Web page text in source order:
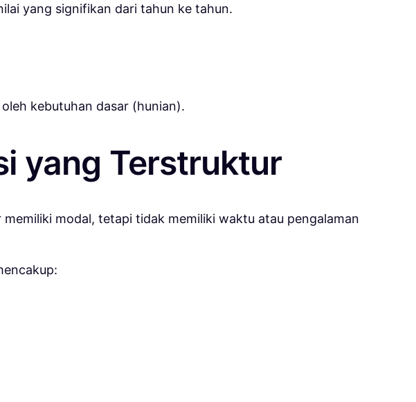
yang signifikan dari tahun ke tahun.
kebutuhan dasar (hunian).
yang Terstruktur
modal, tetapi tidak memiliki waktu atau pengalaman